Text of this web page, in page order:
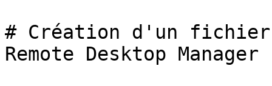
# Création d'un fichier
Remote Desktop Manager